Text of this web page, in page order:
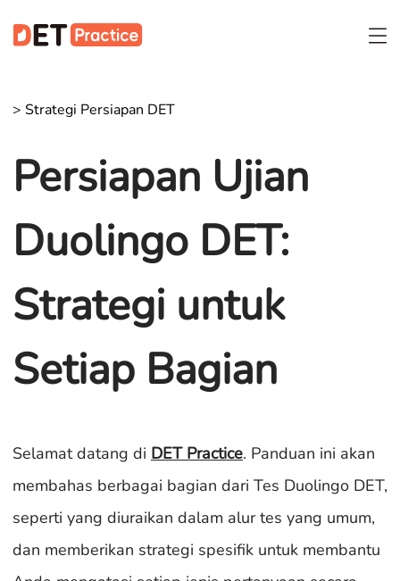
> Strategi Persiapan DET
Persiapan Ujian
Duolingo DET:
Strategi untuk
Setiap Bagian
Selamat datang di DET Practice. Panduan ini akan
membahas berbagai bagian dari Tes Duolingo DET,
seperti yang diuraikan dalam alur tes yang umum,
dan memberikan strategi spesifik untuk membantu